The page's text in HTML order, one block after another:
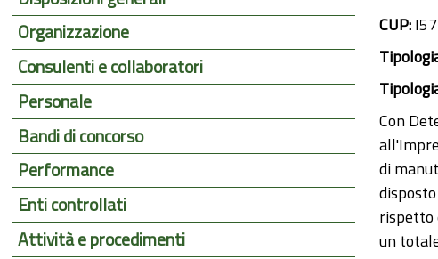
CUP:
Con
di
rispetto
un
Organizzazione
Consulenti e collaboratori
Personale
Bandi di concorso
Performance
Enti controllati
Attività e procedimenti